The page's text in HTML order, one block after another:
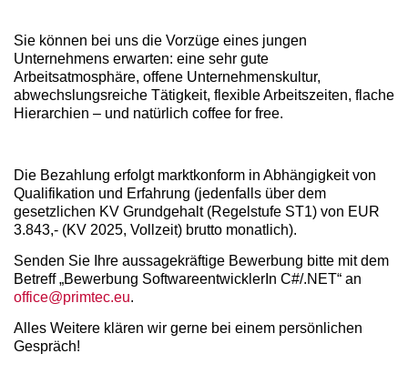
Sie können bei uns die Vorzüge eines jungen
Unternehmens erwarten: eine sehr gute
Arbeitsatmosphäre, offene Unternehmenskultur,
abwechslungsreiche Tätigkeit, flexible Arbeitszeiten, flache
Hierarchien – und natürlich coffee for free.
Die Bezahlung erfolgt marktkonform in Abhängigkeit von
Qualifikation und Erfahrung (jedenfalls über dem
gesetzlichen KV Grundgehalt (Regelstufe ST1) von EUR
3.843,- (KV 2025, Vollzeit) brutto monatlich).
Senden Sie Ihre aussagekräftige Bewerbung bitte mit dem
Betreff „Bewerbung SoftwareentwicklerIn C#/.NET“ an
office@primtec.eu.
Alles Weitere klären wir gerne bei einem persönlichen
Gespräch!